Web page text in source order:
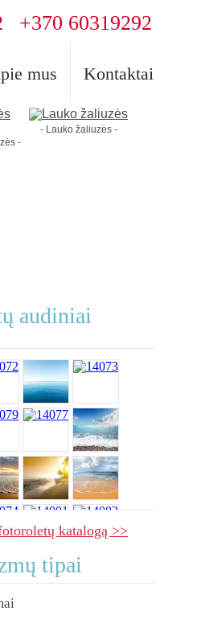
+370 60319292
mus Kontaktai
-
- Lauko žaliuzės -
audiniai
katalogą >>
tipai